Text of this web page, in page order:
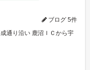
ブログ 5件
通り沿い 鹿沼ＩＣから宇